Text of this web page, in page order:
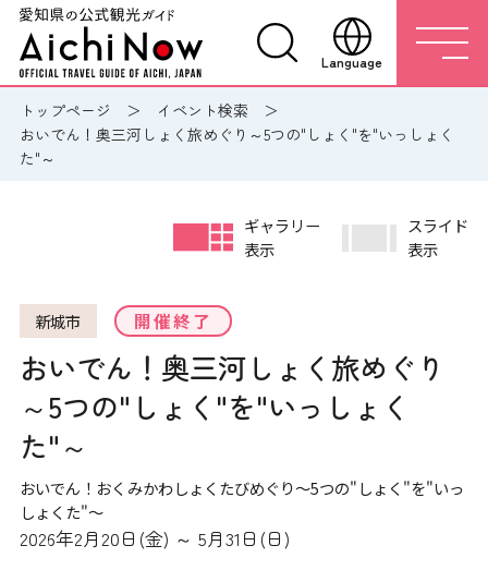
Language
トップページ
イベント検索
おいでん！奥三河しょく旅めぐり～5つの"しょく"を"いっしょく
た"～
新城市 開催終了
おいでん！奥三河しょく旅めぐり
～5つの"しょく"を"いっしょく
た"～
おいでん！おくみかわしょくたびめぐり～5つの"しょく"を"いっ
しょくた"～
2026年2月20日(金) ～ 5月31日(日)
ギャラリー
表示
スライド
表示